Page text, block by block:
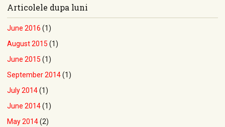
Articolele dupa luni
June 2016 (1)
August 2015 (1)
June 2015 (1)
September 2014(1)
July 2014(1)
June 2014(1)
May 2014(2)